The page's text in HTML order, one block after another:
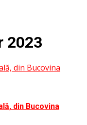
2023
din Bucovina
din Bucovina